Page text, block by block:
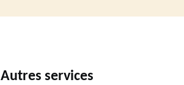
Autres services